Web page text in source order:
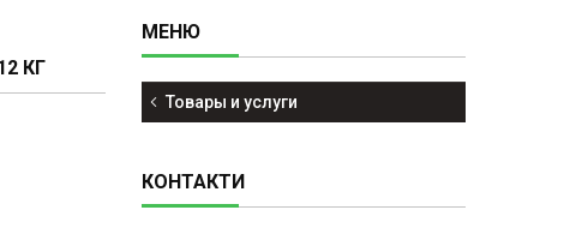
КГ
Товары и услуги
КОНТАКТИ